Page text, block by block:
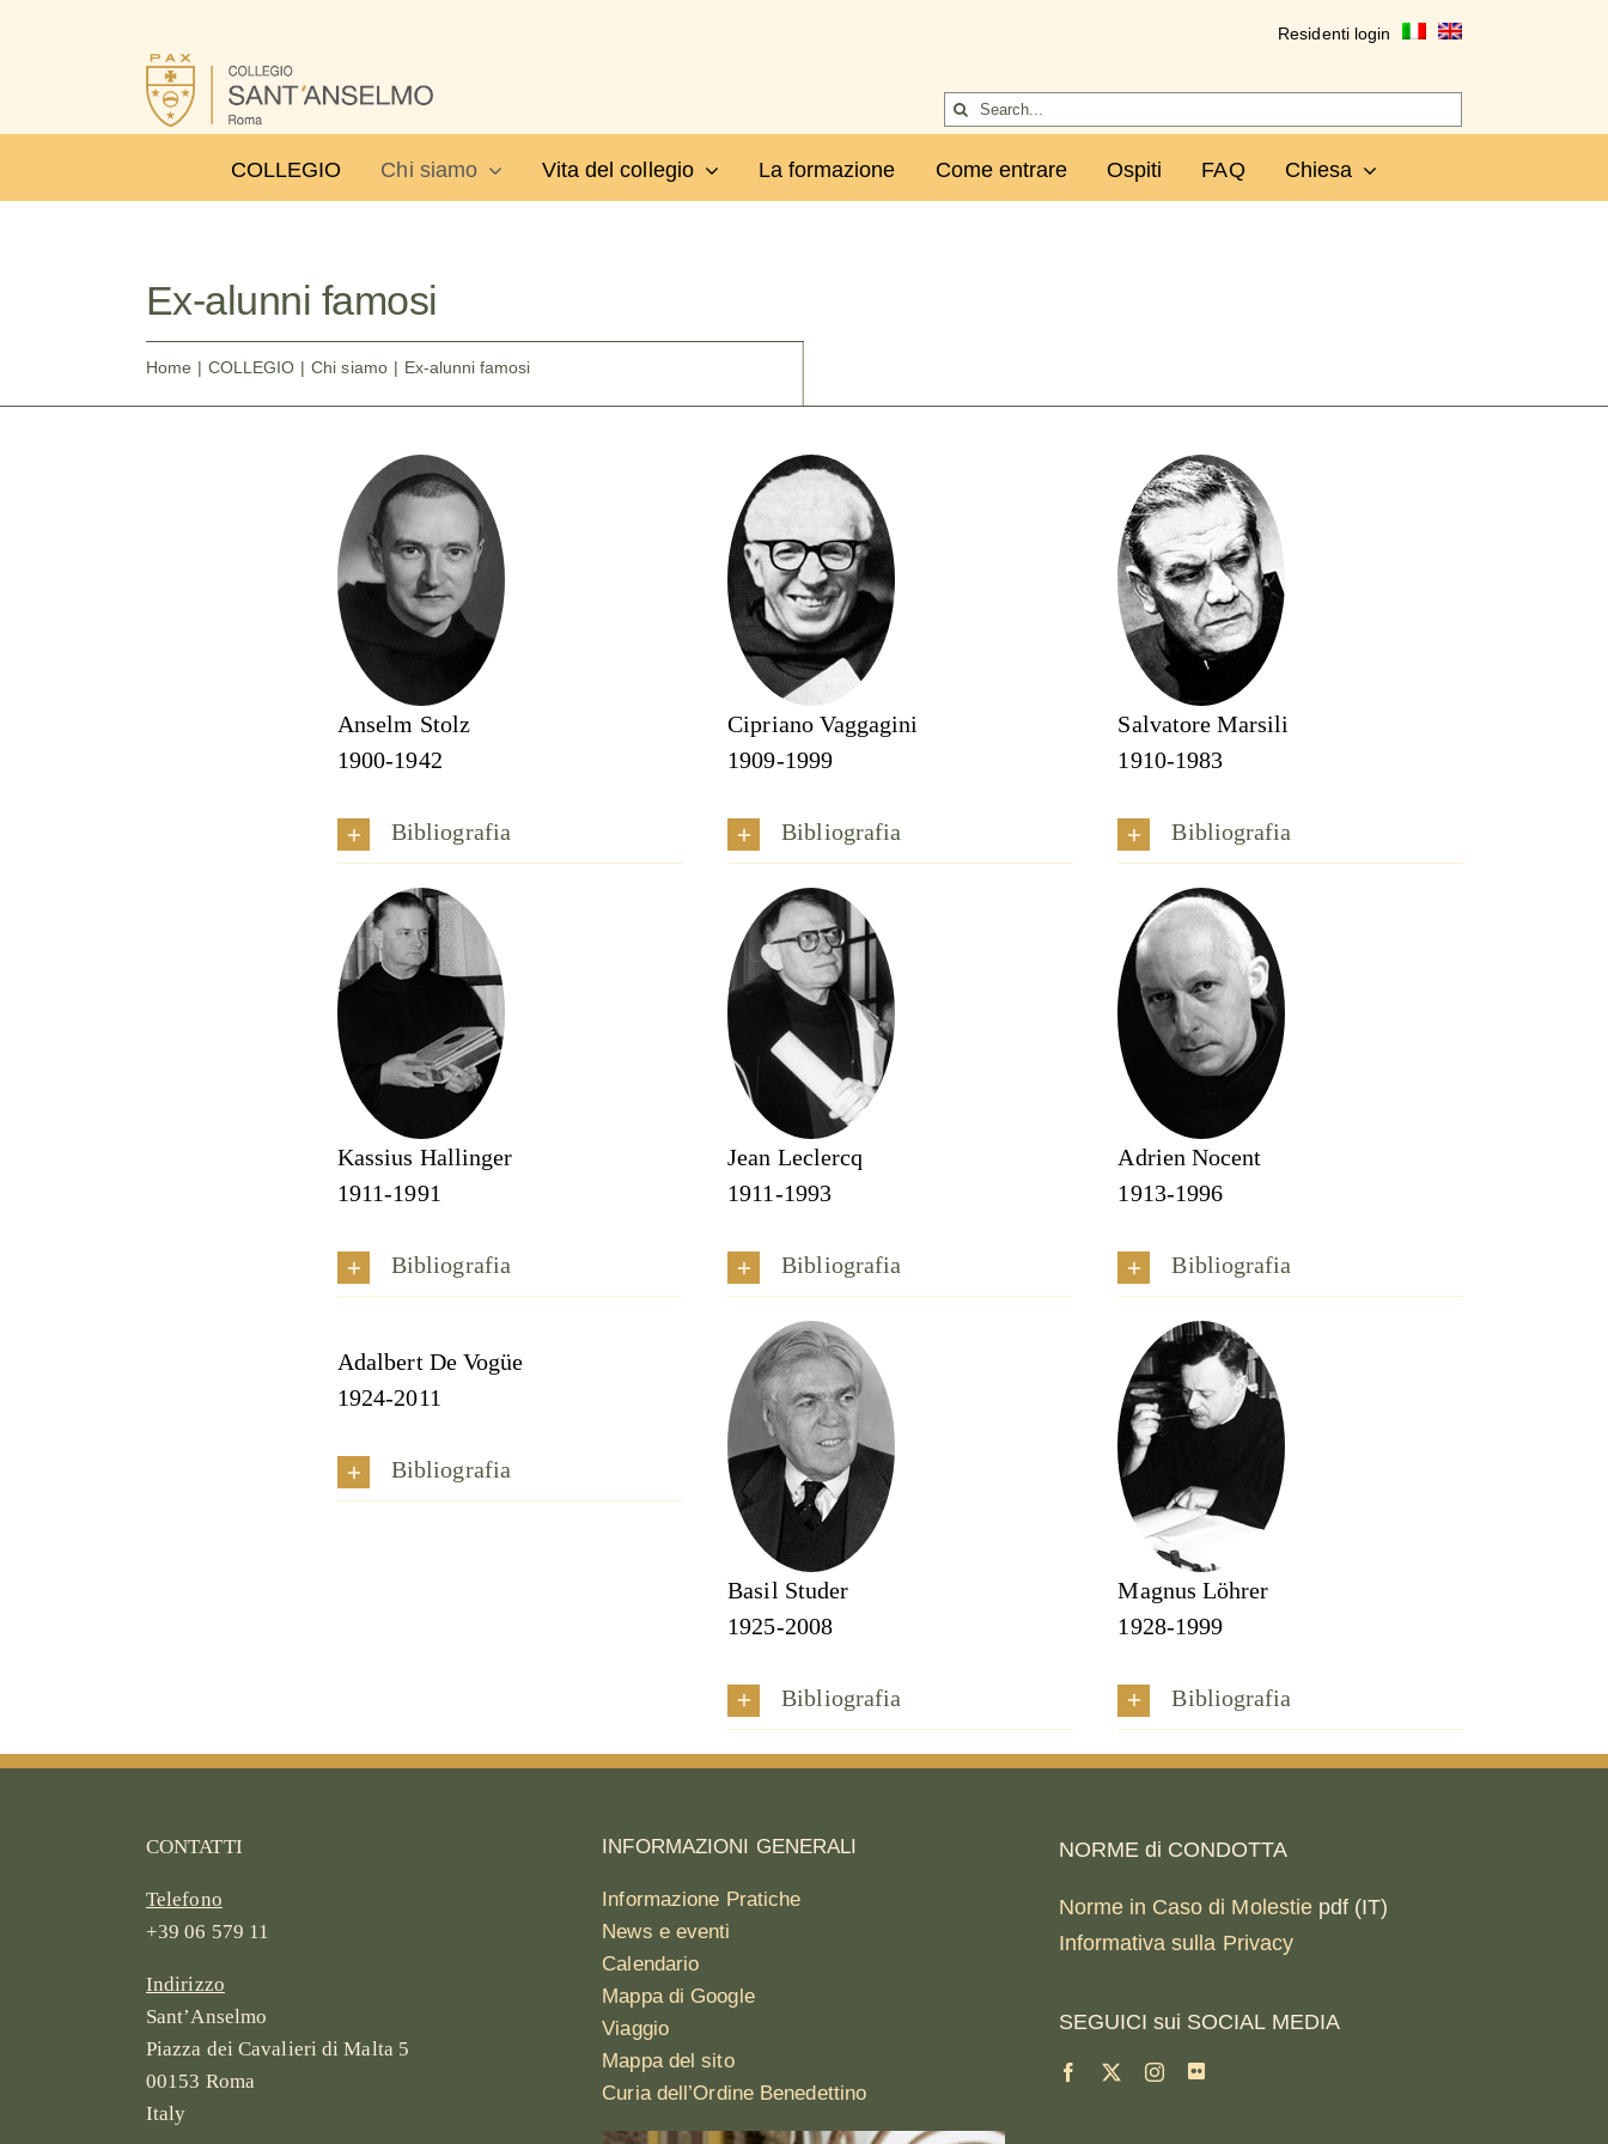
Residenti login
Cerca
per:
COLLEGIO
Chi siamo Vita del collegio La formazione Come entrare Ospiti FAQ Chiesa
Ex-alunni famosi
Home COLLEGIO Chi siamo Ex-alunni famosi
Anselm Stolz
1900-1942
Bibliografia
Cipriano Vaggagini
1909-1999
Bibliografia
Salvatore Marsili
1910-1983
Bibliografia
Kassius Hallinger
1911-1991
Bibliografia
Jean Leclercq
1911-1993
Bibliografia
Adrien Nocent
1913-1996
Bibliografia
Adalbert De Vogüe
1924-2011
Bibliografia
Basil Studer
1925-2008
Bibliografia
Magnus Löhrer
1928-1999
Bibliografia
CONTATTI
Telefono
+39 06 579 11
Indirizzo
Sant’Anselmo
Piazza dei Cavalieri di Malta 5
00153 Roma
Italy
INFORMAZIONI GENERALI
Informazione Pratiche
News e eventi
Calendario
Mappa di Google
Viaggio
Mappa del sito
Curia dell’Ordine Benedettino
NORME di CONDOTTA
Norme in Caso di Molestiepdf (IT)
Informativa sulla Privacy
SEGUICI sui SOCIAL MEDIA